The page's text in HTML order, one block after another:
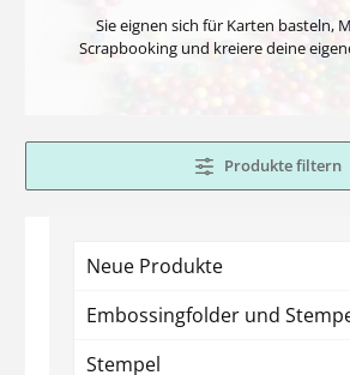
Sie eignen sich für Karten basteln,
Scrapbooking und kreiere deine
Produkte filtern
Neue Produkte
Embossingfolder und
Stempel